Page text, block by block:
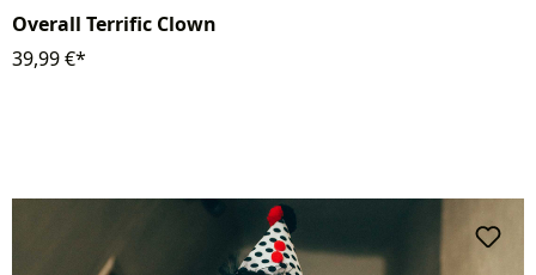
Overall Terrific Clown
39,99 €*